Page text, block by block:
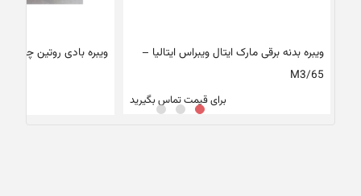
ویبره بدنه برقی مارک ایتال ویبراس ایتالیا –
M3/65
برای قیمت تماس بگیرید
ویبره بادی روتین چین – GT40